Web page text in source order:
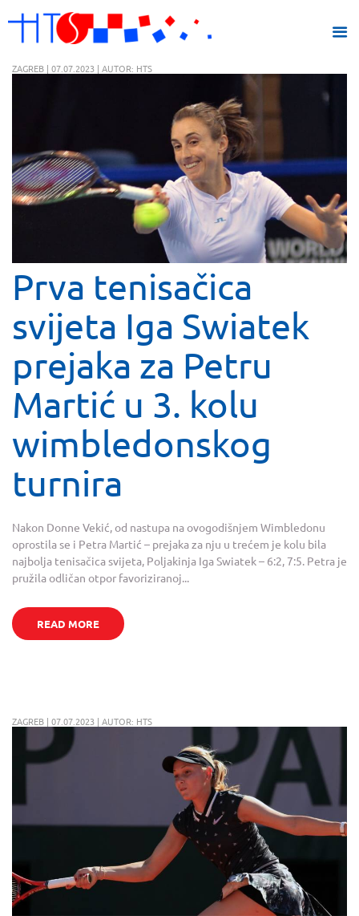
ZAGREB | 07.07.2023 | AUTOR: HTS
Prva tenisačica
svijeta Iga Swiatek
prejaka za Petru
Martić u 3. kolu
wimbledonskog
turnira
Nakon Donne Vekić, od nastupa na ovogodišnjem Wimbledonu
oprostila se i Petra Martić – prejaka za nju u trećem je kolu bila
najbolja tenisačica svijeta, Poljakinja Iga Swiatek – 6:2, 7:5. Petra je
pružila odličan otpor favoriziranoj...
READ MORE
ZAGREB | 07.07.2023 | AUTOR: HTS